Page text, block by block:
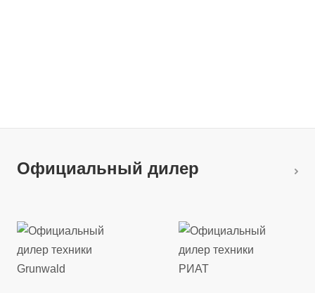
Официальный дилер